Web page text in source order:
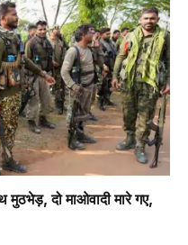
दो माओवादी मारे गए,